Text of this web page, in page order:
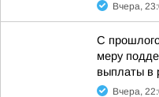
Вчера,
С
меру
выплаты в
Вчера,